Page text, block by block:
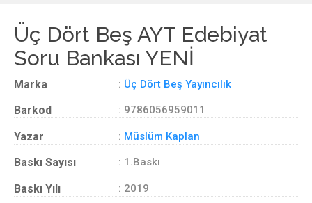
Üç Dört Beş AYT Edebiyat
Soru Bankası YENİ
Marka : Üç Dört Beş Yayıncılık
Barkod : 9786056959011
Yazar : Müslüm Kaplan
Baskı Sayısı : 1.Baskı
Baskı Yılı : 2019